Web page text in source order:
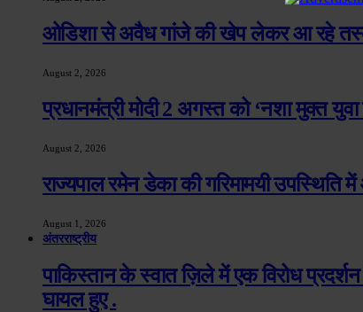
ओडिशा से अवैध गांजे की खेप लेकर आ रहे
August 2, 2026
प्रधानमंत्री मोदी 2 अगस्त को ‘नशा मुक्त
August 2, 2026
राज्यपाल रमेन डेका की गरिमामयी उपस्थिति
August 1, 2026
अंतरराष्ट्रीय
पाकिस्तान के स्वात ज़िले में एक विरोध
घायल हुए .